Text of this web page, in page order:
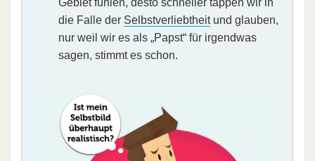
Gebiet fühlen, desto schneller tappen wir in
die Falle der Selbstverliebtheitund glauben,
nur weil wir es als „Papst“ für irgendwas
sagen, stimmt es schon.